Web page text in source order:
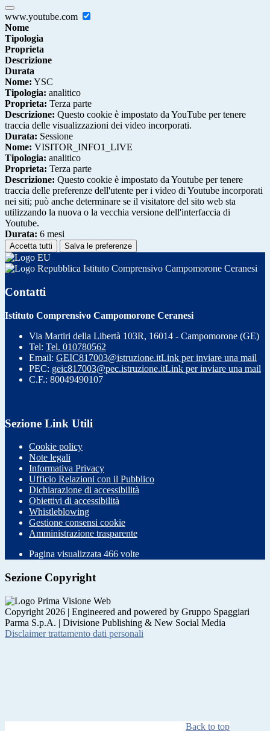
www.youtube.com
Nome
Tipologia
Proprieta
Descrizione
Durata
Nome: YSC
Tipologia: analitico
Proprieta: Terza parte
Descrizione: Questo cookie è impostato da YouTube per tenere
traccia delle visualizzazioni dei video incorporati.
Durata: Sessione
Nome: VISITOR_INFO1_LIVE
Tipologia: analitico
Proprieta: Terza parte
Descrizione: Questo cookie è impostato da Youtube per tenere
traccia delle preferenze dell'utente per i video di Youtube incorporati
nei siti; può anche determinare se il visitatore del sito web sta
utilizzando la nuova o la vecchia versione dell'interfaccia di
Youtube.
Durata: 6 mesi
Accetta tutti Salva le preferenze
Istituto Comprensivo Campomorone Ceranesi
Contatti
Istituto Comprensivo Campomorone Ceranesi
Via Martiri della Libertà 103R, 16014 - Campomorone (GE)
Tel: Tel. 010780562
Email: GEIC817003@istruzione.itLink per inviare una mail
PEC: geic817003@pec.istruzione.itLink per inviare una mail
C.F.: 80049490107
Sezione Link Utili
Cookie policy
Note legali
Informativa Privacy
Ufficio Relazioni con il Pubblico
Dichiarazione di accessibilità
Obiettivi di accessibilità
Whistleblowing
Gestione consensi cookie
Amministrazione trasparente
Pagina visualizzata 466 volte
Sezione Copyright
Copyright 2026 | Engineered and powered by Gruppo Spaggiari
Parma S.p.A. | Divisione Publishing & New Social Media
Disclaimer trattamento dati personali
Back to top